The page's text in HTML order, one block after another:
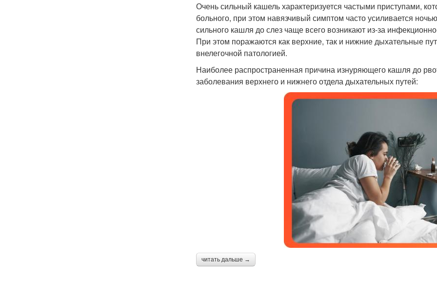
Очень сильный кашель характеризуется частыми приступами,
больного, при этом навязчивый симптом часто усиливается
сильного кашля до слез чаще всего возникают из-за
При этом поражаются как верхние, так и нижние дыхательные
внелегочной патологией.
Наиболее распространенная причина изнуряющего кашля до
заболевания верхнего и нижнего отдела дыхательных путей:
читать дальше →